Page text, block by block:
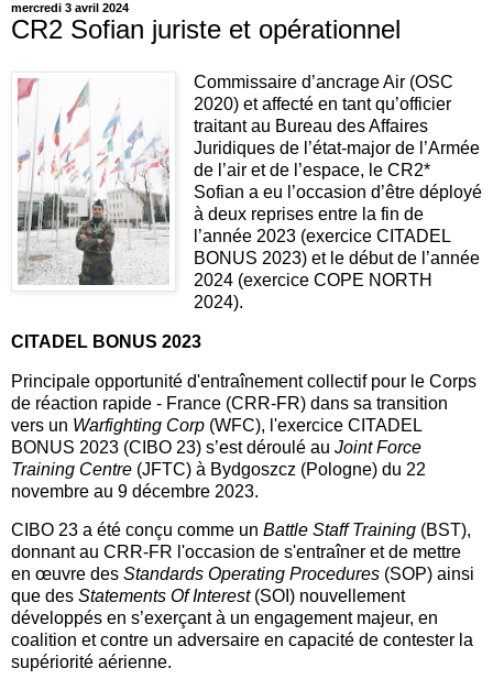
mercredi 3 avril 2024
CR2 Sofian juriste et opérationnel
Commissaire d’ancrage Air (OSC
2020) et affecté en tant qu’officier
traitant au Bureau des Affaires
Juridiques de l’état-major de l’Armée
de l’air et de l’espace, le CR2*
Sofian a eu l’occasion d’être déployé
à deux reprises entre la fin de
l’année 2023 (exercice CITADEL
BONUS 2023) et le début de l’année
2024 (exercice COPE NORTH
2024).
CITADEL BONUS 2023
Principale opportunité d'entraînement collectif pour le Corps
de réaction rapide - France (CRR-FR) dans sa transition
vers un Warfighting Corp (WFC), l'exercice CITADEL
BONUS 2023 (CIBO 23) s’est déroulé au Joint Force
Training Centre (JFTC) à Bydgoszcz (Pologne) du 22
novembre au 9 décembre 2023.
CIBO 23 a été conçu comme un Battle Staff Training (BST),
donnant au CRR-FR l'occasion de s'entraîner et de mettre
en œuvre des Standards Operating Procedures (SOP) ainsi
que des Statements Of Interest(SOI) nouvellement
développés en s’exerçant à un engagement majeur, en
coalition et contre un adversaire en capacité de contester la
supériorité aérienne.